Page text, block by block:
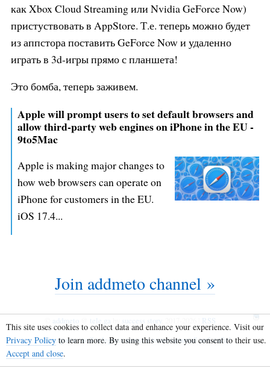
как Xbox Cloud Streaming или Nvidia GeForce Now)
пристуствовать в AppStore. Т.е. теперь можно будет
из аппстора поставить GeForce Now и удаленно
играть в 3d-игры прямо с планшета!
Это бомба, теперь заживем.
Apple will prompt users to set default browsers and
allow third-party web engines on iPhone in the EU -
9to5Mac
Apple is making major changes to
how web browsers can operate on
iPhone for customers in the EU.
iOS 17.4...
Join addmeto channel »
addmeto@ tele.ga success story
RSS
Преврати свой telegram канал в полноценный веб-сайт!
This site uses cookies to collect data and enhance your experience. Visit our
Privacy Policyto learn more. By using this website you consent to their use.
Accept and close.